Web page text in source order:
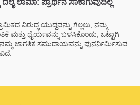
ವಿರುದ್ಧ ಯುದ್ದವನ್ನು ಗೆಲ್ಲಲು, ನಮ್ಮ
ಮತ್ತು ಧೈರ್ಯವನ್ನು ಬಳಸಿಕೊಂಡು, ಒಟ್ಟಾಗಿ
ಜಾಗತಿಕ ಸಮುದಾಯವನ್ನು ಪುನರ್ನಿರ್ಮಿಸುವ